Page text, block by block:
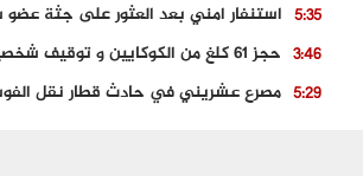
5:35
3:46 حجز 61 كلغ من الكوكايين و توقيف شخصين بالكركرات
5:29 مصرع عشريني في حادث قطار نقل